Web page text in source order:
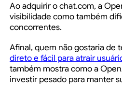
Ao adquirir ochat.com, a
visibilidade como também
concorrentes.
Afinal, quem não gostaria de
direto e fácil para atrair
também mostra como a
investir pesado para manter